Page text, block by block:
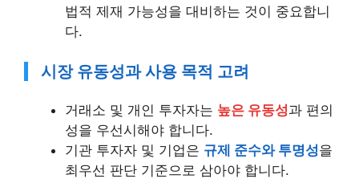
법적 제재 가능성을 대비하는 것이 중요합니
다.
시장 유동성과 사용 목적 고려
거래소 및 개인 투자자는 높은 유동성과 편의
성을 우선시해야 합니다.
기관 투자자 및 기업은 규제 준수와 투명성을
최우선 판단 기준으로 삼아야 합니다.